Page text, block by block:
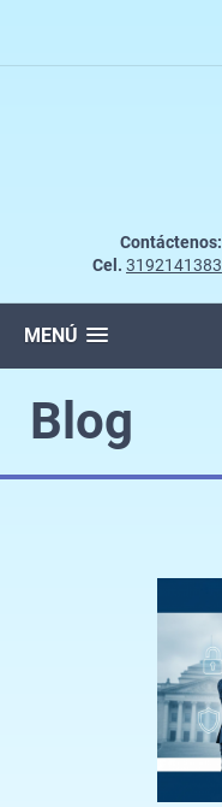
Contáctenos:
Cel. 3192141383
MENÚ
Blog